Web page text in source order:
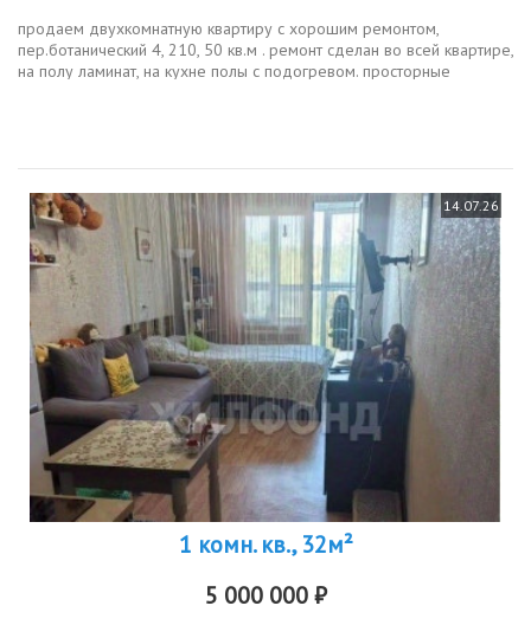
продаем двухкомнатную квартиру с хорошим ремонтом,
пер.ботанический 4, 210, 50 кв.м . ремонт сделан во всей квартире,
на полу ламинат, на кухне полы с подогревом. просторные
14.07.26
1 комн. кв., 32м²
5 000 000 ₽